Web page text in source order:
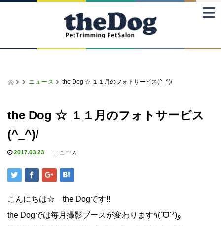
≡
ニュース the Dog ☆ １１月のフォトサービス(^_^)/
the Dog ☆ １１月のフォトサービス
(^_^)/
2017.03.23 ニュース
こんにちは☆ the Dogです!!
the Dogでは毎月撮影ブースが変わります٩(ˊᗜˋ*)و